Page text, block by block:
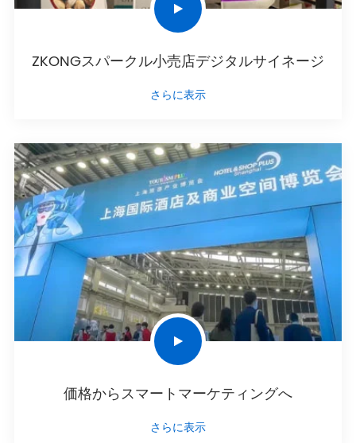
ZKONGスパークル小売店デジタルサイネージ
さらに表示
価格からスマートマーケティングへ
さらに表示